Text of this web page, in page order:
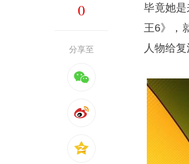
0
分享至
毕竟她
王6》，
人物给复